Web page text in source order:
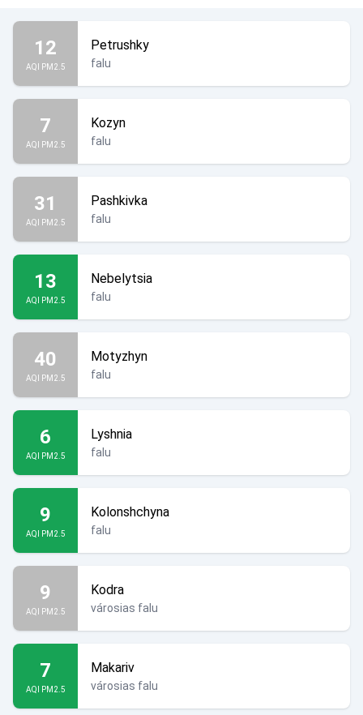
12
AQI PM2.5
Petrushky
falu
7
AQI PM2.5
Kozyn
falu
31
AQI PM2.5
Pashkivka
falu
13
AQI PM2.5
Nebelytsia
falu
40
AQI PM2.5
Motyzhyn
falu
6
AQI PM2.5
Lyshnia
falu
9
AQI PM2.5
Kolonshchyna
falu
9
AQI PM2.5
Kodra
városias falu
7
AQI PM2.5
Makariv
városias falu